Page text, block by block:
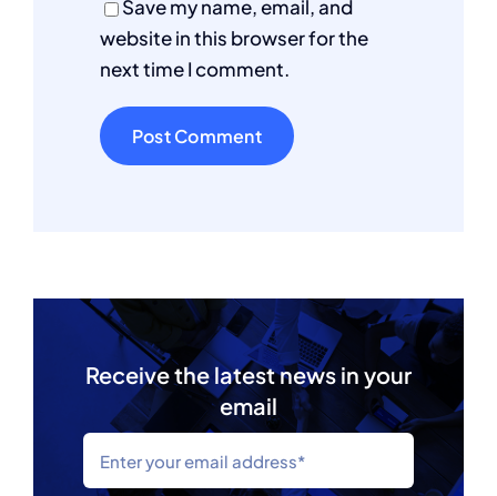
Save my name, email, and
website in this browser for the
next time I comment.
Receive the latest news in your
email